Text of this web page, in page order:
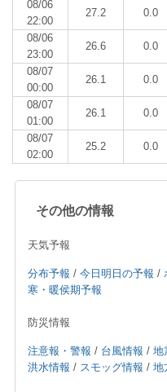
08/06
22:00
27.2 0.0
08/06
23:00
26.6 0.0
08/07
00:00
26.1 0.0
08/07
01:00
26.1 0.0
08/07
02:00
25.2 0.0
その他の情報
天気予報
分布予報 / 今日明日の予報 /
寒・暖侯期予報
防災情報
注意報・警報 / 台風情報 / 地
洪水情報 / スモッグ情報 / 地